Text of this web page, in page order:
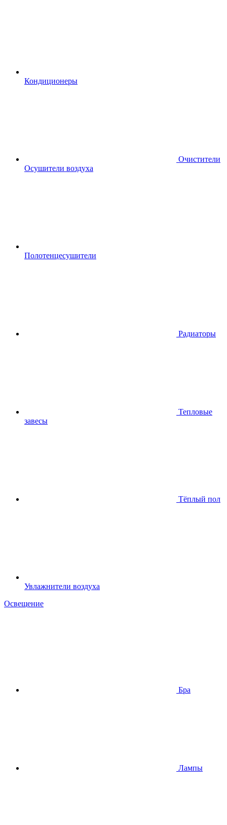
Кондиционеры
Очистители
Осушители воздуха
Полотенцесушители
Радиаторы
Тепловые
завесы
Тёплый пол
Увлажнители воздуха
Освещение
Бра
Лампы